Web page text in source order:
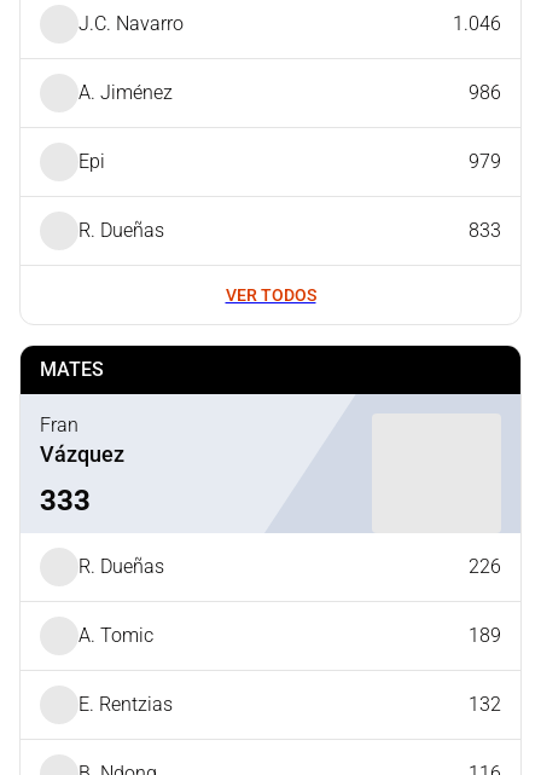
J.C. Navarro 1.046
A. Jiménez 986
Epi 979
R. Dueñas 833
VER TODOS
MATES
Fran
Vázquez
333
R. Dueñas 226
A. Tomic 189
E. Rentzias 132